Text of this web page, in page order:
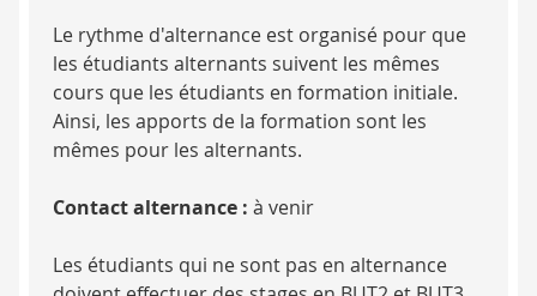
Le rythme d'alternance est organisé pour que
les étudiants alternants suivent les mêmes
cours que les étudiants en formation initiale.
Ainsi, les apports de la formation sont les
mêmes pour les alternants.
Contact alternance : à venir
Les étudiants qui ne sont pas en alternance